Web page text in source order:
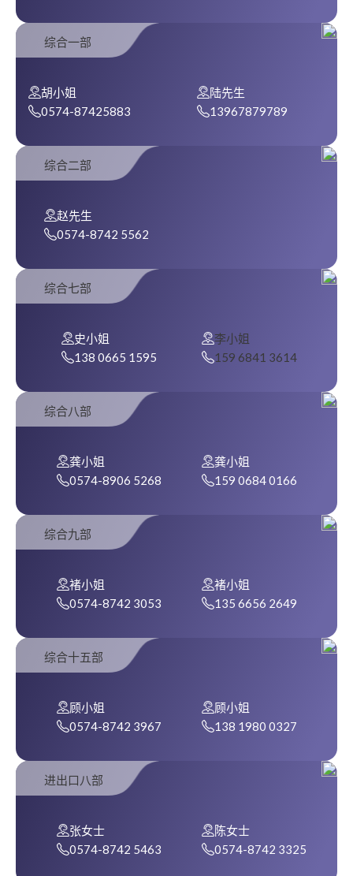
综合一部
胡小姐
0574-87425883
陆先生
13967879789
综合二部
赵先生
0574-8742 5562
综合七部
史小姐
138 0665 1595
李小姐
159 6841 3614
综合八部
龚小姐
0574-8906 5268
龚小姐
159 0684 0166
综合九部
褚小姐
0574-8742 3053
褚小姐
135 6656 2649
综合十五部
顾小姐
0574-8742 3967
顾小姐
138 1980 0327
进出口八部
张女士
0574-8742 5463
陈女士
0574-8742 3325